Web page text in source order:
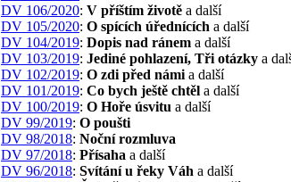
DV 106/2020: V příštím životě a další
DV 105/2020: O spících úřednících a další
DV 104/2019: Dopis nad ránem a další
DV 103/2019: Jediné pohlazení, Tři otázky a
DV 102/2019: O zdi před námi a další
DV 101/2019: Co bych ještě chtěl a další
DV 100/2019: O Hoře úsvitu a další
DV 99/2019: O poušti
DV 98/2018: Noční rozmluva
DV 97/2018: Přísaha a další
DV 96/2018: Svítání u řeky Váh a další